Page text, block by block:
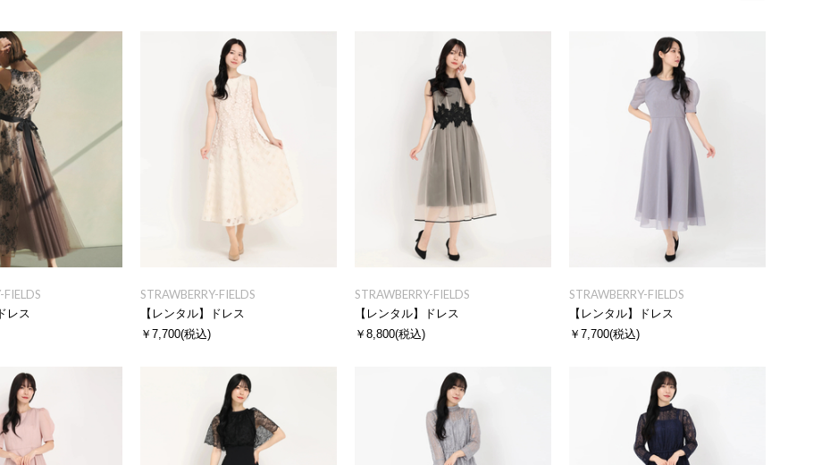
FIELDS
レス
STRAWBERRY-FIELDS
【レンタル】ドレス
￥7,700(税込)
STRAWBERRY-FIELDS
【レンタル】ドレス
￥8,800(税込)
STRAWBERRY-FIELDS
【レンタル】ドレス
￥7,700(税込)